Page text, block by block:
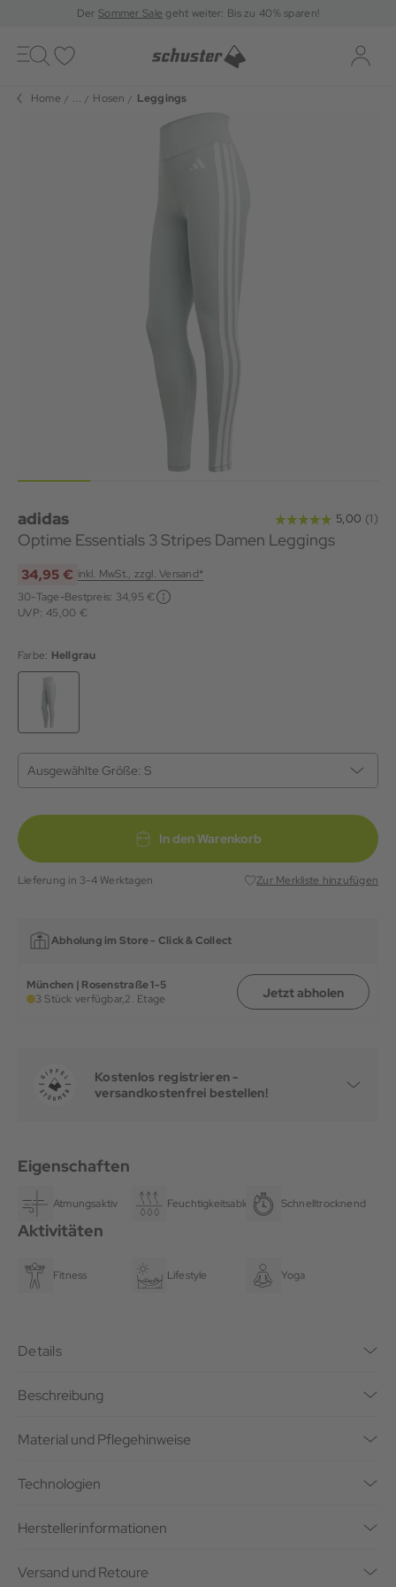
DerSommer Sale geht weiter: Bis zu 40% sparen!
Toggle
navigation
Home ... Hosen Leggings
adidas
Optime Essentials 3 Stripes Damen Leggings
34,95 € inkl. MwSt., zzgl. Versand*
30-Tage-Bestpreis: 34,95 €
UVP: 45,00 €
Farbe: Hellgrau
Ausgewählte Größe: S
In den Warenkorb
Lieferung in 3-4 Werktagen Zur Merkliste hinzufügen
Abholung im Store - Click & Collect
München | Rosenstraße 1-5
3 Stück verfügbar,2. Etage Jetzt abholen
Kostenlos registrieren -
versandkostenfrei bestellen!
Eigenschaften
Atmungsaktiv Feuchtigkeitsableitend Schnelltrocknend
Aktivitäten
Fitness Lifestyle Yoga
Details
Beschreibung
Material und Pflegehinweise
Technologien
Herstellerinformationen
Versand und Retoure